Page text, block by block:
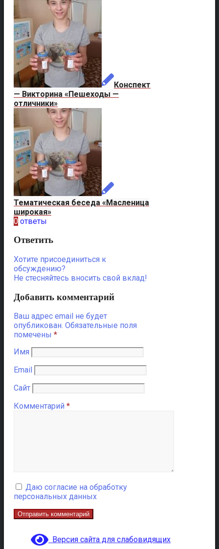
Конспект
— Викторина «Пешеходы —
отличники»
Тематическая беседа «Масленица
широкая»
0 ответы
Ответить
Хотите присоединиться к
обсуждению?
Не стесняйтесь вносить свой вклад!
Добавить комментарий
Ваш адрес email не будет
опубликован. Обязательные поля
помечены *
Имя
Email
Сайт
Комментарий *
Даю согласие на обработку
персональных данных
Версия сайта для слабовидящих